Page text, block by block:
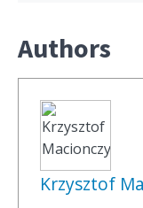
Authors
Krzysztof